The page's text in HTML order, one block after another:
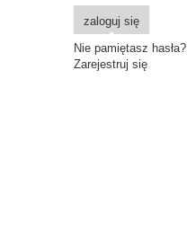
zaloguj się
Nie pamiętasz hasła?
Zarejestruj się